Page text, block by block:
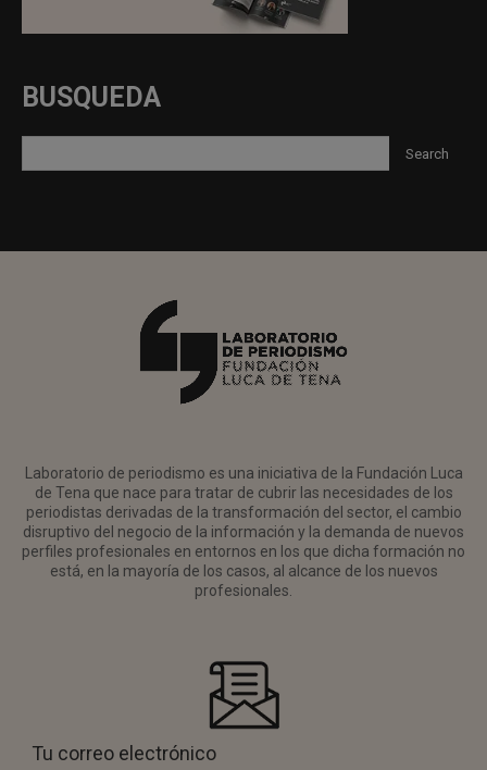
BUSQUEDA
Laboratorio de periodismo es una iniciativa de la Fundación Luca
de Tena que nace para tratar de cubrir las necesidades de los
periodistas derivadas de la transformación del sector, el cambio
disruptivo del negocio de la información y la demanda de nuevos
perfiles profesionales en entornos en los que dicha formación no
está, en la mayoría de los casos, al alcance de los nuevos
profesionales.